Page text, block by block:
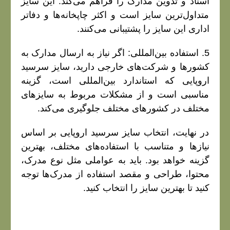
متداول‌ترین سایز است و اکثر چاپخانه‌ها و دفاتر
اداری این سایز را پشتیبانی می‌کنند.
5. استفاده بین‌المللی: اگر نیاز به ارسال مدارک به
کشورها و شرکت‌های خارجی دارید، سایز سرسید
اروپایی که استاندارد بین‌المللی است، گزینه
مناسبی است و از مشکلات مربوط به سایزهای
مختلف در کشورهای مختلف جلوگیری می‌کند.
در نهایت، انتخاب سایز سرسید اروپایی بر اساس
نیازها و متناسب با استفاده‌های مختلف، بهترین
گزینه خواهد بود. باید به عواملی مثل نوع مدرک،
محتوا، طراحی و مقصد استفاده از مدرک‌ها توجه
کنید تا بهترین سایز را انتخاب کنید.